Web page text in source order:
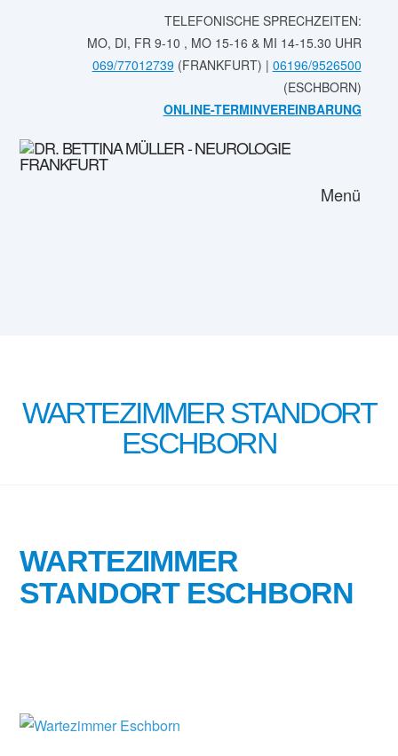
TELEFONISCHE SPRECHZEITEN:
MO, DI, FR 9-10 , MO 15-16 & MI 14-15.30 UHR
069/77012739 (FRANKFURT) | 06196/9526500
(ESCHBORN)
ONLINE-TERMINVEREINBARUNG
Menü
WARTEZIMMER STANDORT
ESCHBORN
WARTEZIMMER
STANDORT ESCHBORN